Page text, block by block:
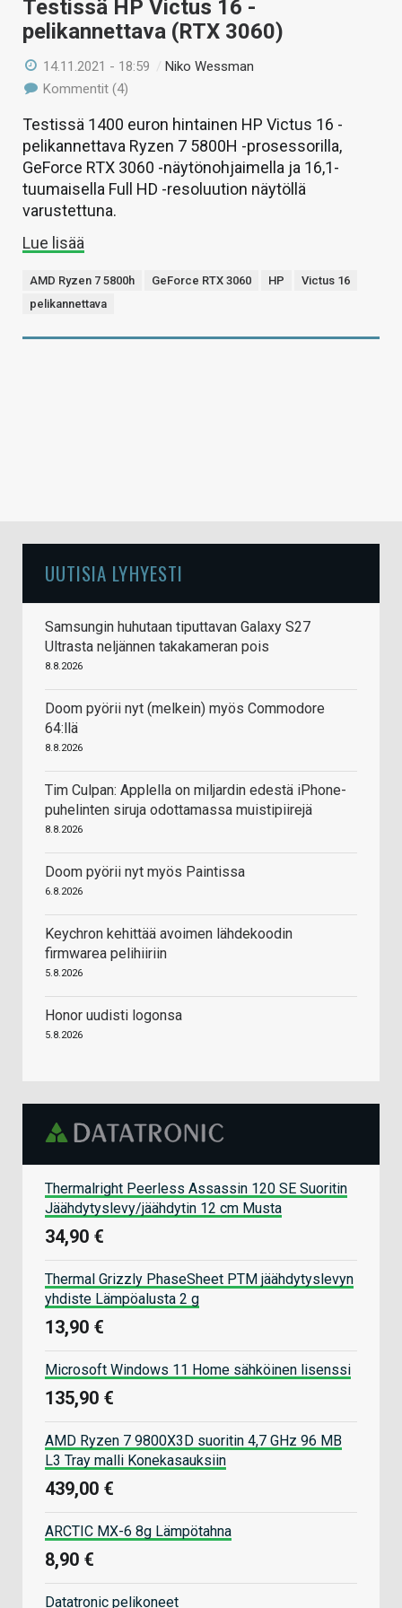
Testissä HP Victus 16 -
pelikannettava (RTX 3060)
14.11.2021 - 18:59 / Niko Wessman
Kommentit (4)
Testissä 1400 euron hintainen HP Victus 16 -
pelikannettava Ryzen 7 5800H -prosessorilla,
GeForce RTX 3060 -näytönohjaimella ja 16,1-
tuumaisella Full HD -resoluution näytöllä
varustettuna.
Lue lisää
AMD Ryzen 7 5800h GeForce RTX 3060 HP
Victus 16
pelikannettava
UUTISIA LYHYESTI
Samsungin huhutaan tiputtavan Galaxy S27
Ultrasta neljännen takakameran pois
8.8.2026
Doom pyörii nyt (melkein) myös Commodore
64:llä
8.8.2026
Tim Culpan: Applella on miljardin edestä iPhone-
puhelinten siruja odottamassa muistipiirejä
8.8.2026
Doom pyörii nyt myös Paintissa
6.8.2026
Keychron kehittää avoimen lähdekoodin
firmwarea pelihiiriin
5.8.2026
Honor uudisti logonsa
5.8.2026
Thermalright Peerless Assassin 120 SE Suoritin
Jäähdytyslevy/jäähdytin 12 cm Musta
34,90 €
Thermal Grizzly PhaseSheet PTM jäähdytyslevyn
yhdiste Lämpöalusta 2 g
13,90 €
Microsoft Windows 11 Home sähköinen lisenssi
135,90 €
AMD Ryzen 7 9800X3D suoritin 4,7 GHz 96 MB
L3 Tray malli Konekasauksiin
439,00 €
ARCTIC MX-6 8g Lämpötahna
8,90 €
Datatronic pelikoneet